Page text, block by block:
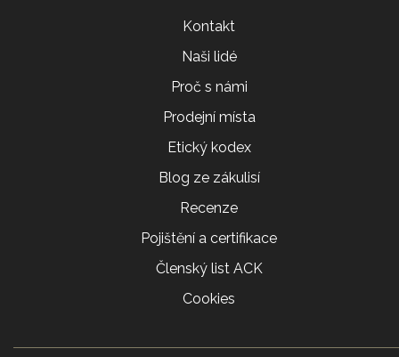
Kontakt
Naši lidé
Proč s námi
Prodejní místa
Etický kodex
Blog ze zákulisí
Recenze
Pojištění a certifikace
Členský list ACK
Cookies